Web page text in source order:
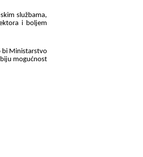
službama,
i boljem
bi Ministarstvo
mogućnost